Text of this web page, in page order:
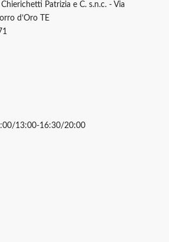
Patrizia e C. s.n.c. - Via
d’Oro TE
13:00-16:30/20:00